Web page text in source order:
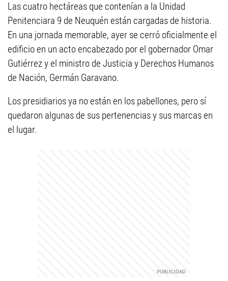
Las cuatro hectáreas que contenían a la Unidad
Penitenciara 9 de Neuquén están cargadas de historia.
En una jornada memorable, ayer se cerró oficialmente el
edificio en un acto encabezado por el gobernador Omar
Gutiérrez y el ministro de Justicia y Derechos Humanos
de Nación, Germán Garavano.
Los presidiarios ya no están en los pabellones, pero sí
quedaron algunas de sus pertenencias y sus marcas en
el lugar.